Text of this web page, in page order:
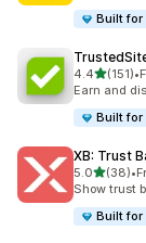
Built for
4.45つ星中
(151)
合計レビュー
•
Earn and
Built for
XB: Trust
5.05つ星中
(38)
合計レビュー
•
Show trust
Built for